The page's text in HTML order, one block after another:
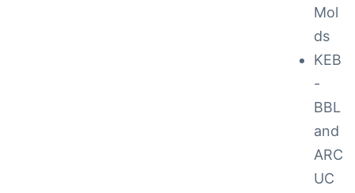
Mol
ds
KEB
-
BBL
and
ARC
UC